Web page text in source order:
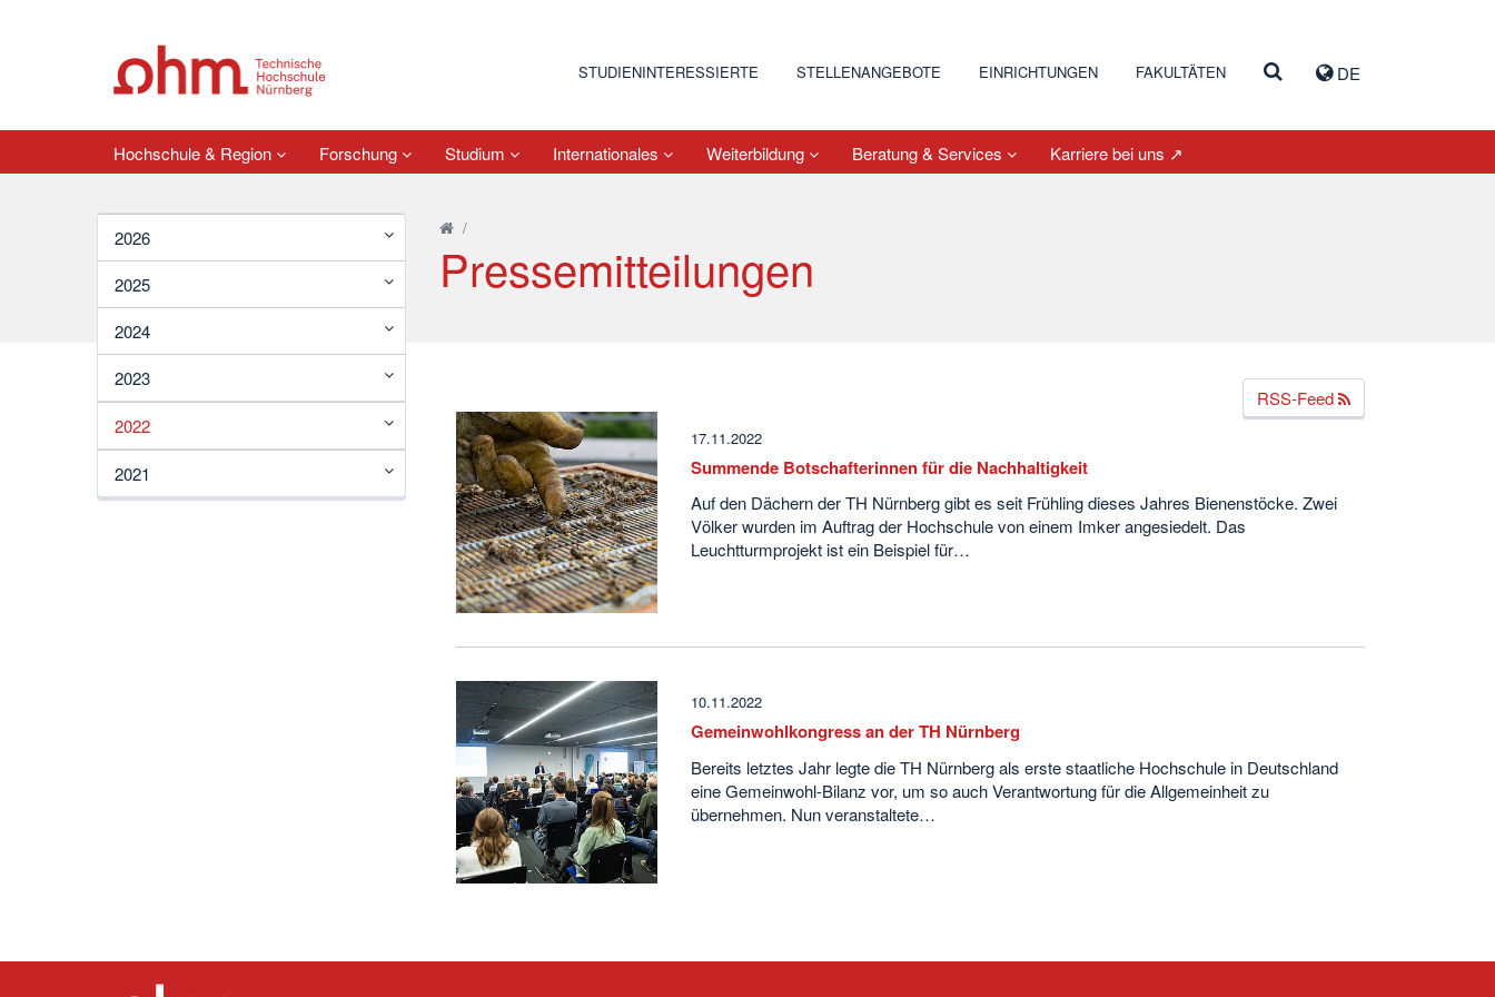
DE
STUDIENINTERESSIERTE STELLENANGEBOTE EINRICHTUNGEN FAKULTÄTEN
Hochschule & Region Forschung Studium Internationales Weiterbildung Beratung & Services Karriere bei uns ↗
2026
2025
2024
2023
2022
2021
/
Pressemitteilungen
RSS-Feed
17.11.2022
Summende Botschafterinnen für die Nachhaltigkeit
Auf den Dächern der TH Nürnberg gibt es seit Frühling dieses Jahres Bienenstöcke. Zwei
Völker wurden im Auftrag der Hochschule von einem Imker angesiedelt. Das
Leuchtturmprojekt ist ein Beispiel für…
10.11.2022
Gemeinwohlkongress an der TH Nürnberg
Bereits letztes Jahr legte die TH Nürnberg als erste staatliche Hochschule in Deutschland
eine Gemeinwohl-Bilanz vor, um so auch Verantwortung für die Allgemeinheit zu
übernehmen. Nun veranstaltete…